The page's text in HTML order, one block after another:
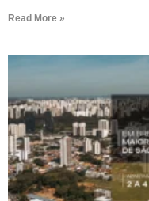
Read More »